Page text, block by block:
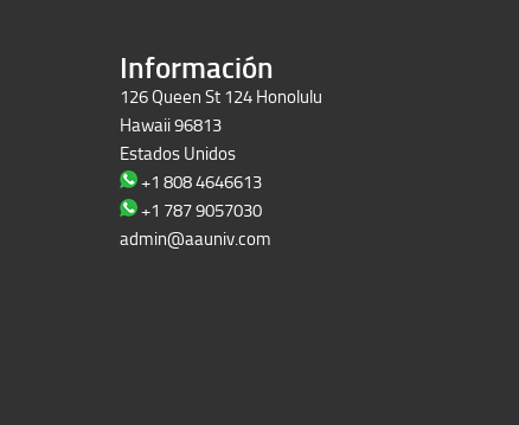
Información
126 Queen St 124 Honolulu
Hawaii 96813
Estados Unidos
+1 808 4646613
+1 787 9057030
admin@aauniv.com